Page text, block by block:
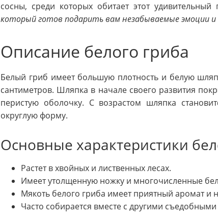
сосны, среди которых обитает этот
который готов подарить вам незабываемые эмоции и
Описание белого гриба
Белый гриб имеет большую плотность и белую
сантиметров. Шляпка в начале своего развития
перистую оболочку. С возрастом шляпка
округлую форму.
Основные характеристики
Растет в хвойных и лиственных лесах.
Имеет утолщенную ножку и многочисленные
Мякоть белого гриба имеет приятный аромат и
Часто собирается вместе с другими